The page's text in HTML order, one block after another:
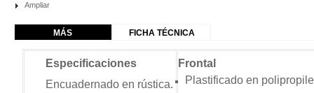
Ampliar
MÁS FICHA TÉCNICA
Especificaciones
Encuadernado en rústica.
Frontal
Plastificado en